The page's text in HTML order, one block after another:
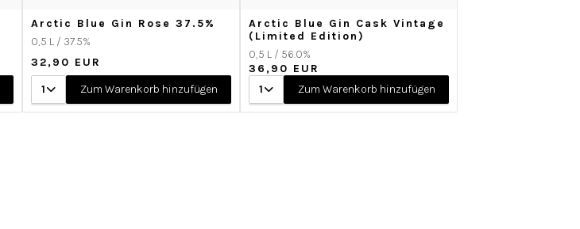
Arctic Blue Gin Rose 37.5%
0,5 L / 37.5%
32,90 EUR
1
Zum Warenkorb hinzufügen
Arctic Blue Gin Cask Vintage
(Limited Edition)
0,5 L / 56.0%
36,90 EUR
1
Zum Warenkorb hinzufügen